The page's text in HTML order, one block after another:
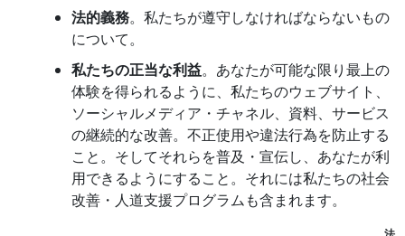
法的義務。私たちが遵守しなければならないもの
について。
私たちの正当な利益。あなたが可能な限り最上の
体験を得られるように、私たちのウェブサイト、
ソーシャルメディア・チャネル、資料、サービス
の継続的な改善。不正使用や違法行為を防止する
こと。そしてそれらを普及・宣伝し、あなたが利
用できるようにすること。それには私たちの社会
改善・人道支援プログラムも含まれます。